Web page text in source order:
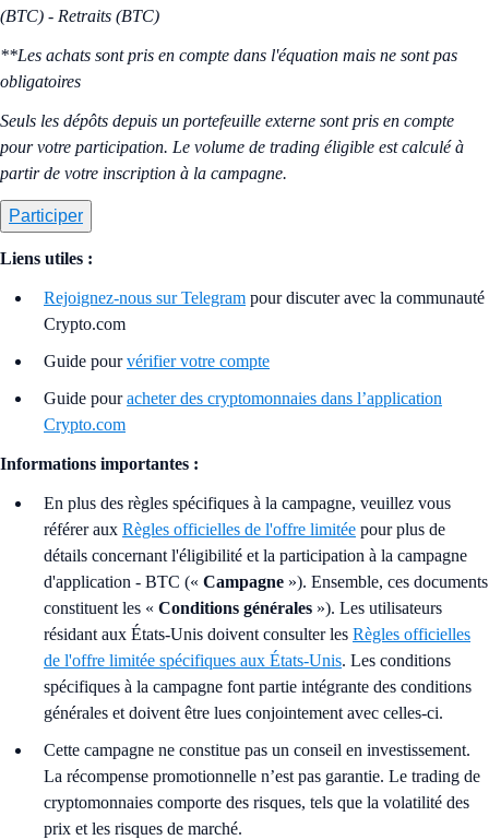
(BTC) - Retraits (BTC)
**Les achats sont pris en compte dans l'équation mais ne sont pas
obligatoires
Seuls les dépôts depuis un portefeuille externe sont pris en compte
pour votre participation. Le volume de trading éligible est calculé à
partir de votre inscription à la campagne.
Participer
Liens utiles :
Rejoignez-nous sur Telegram pour discuter avec la communauté
Crypto.com
Guide pourvérifier votre compte
Guide pouracheter des cryptomonnaies dans l’application
Crypto.com
Informations importantes :
En plus des règles spécifiques à la campagne, veuillez vous
référer aux Règles officielles de l'offre limitée pour plus de
détails concernant l'éligibilité et la participation à la campagne
d'application - BTC (« Campagne »). Ensemble, ces documents
constituent les « Conditions générales »). Les utilisateurs
résidant aux États-Unis doivent consulter les Règles officielles
de l'offre limitée spécifiques aux États-Unis. Les conditions
spécifiques à la campagne font partie intégrante des conditions
générales et doivent être lues conjointement avec celles-ci.
Cette campagne ne constitue pas un conseil en investissement.
La récompense promotionnelle n’est pas garantie. Le trading de
cryptomonnaies comporte des risques, tels que la volatilité des
prix et les risques de marché.